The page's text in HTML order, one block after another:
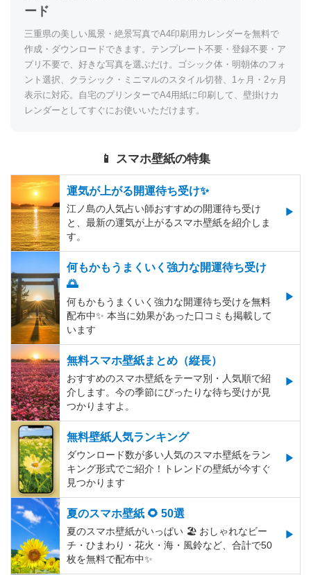
ード
三重県の美しい風景・絶景写真でA4印刷用カレンダーを無料で
作成・ダウンロードできます。テンプレート不要・登録不要・ア
プリ不要で、好きな写真を選ぶだけ。ゴシック体・明朝体のフォ
ント選択、クラシック・ミニマルのスタイル切替、1ヶ月・2ヶ月
表示に対応。自宅のプリンターでA4用紙に印刷して、壁掛けカ
レンダーとしてすぐにお使いいただけます。
📱 スマホ壁紙の特集
運気が上がる開運待ち受け✨
江ノ島の人気占い師おすすめの開運待ち受け
と、最新の運気が上がるスマホ壁紙を紹介しま
す。
何もかもうまくいく強力な開運待ち受け
🌅
何もかもうまくいく強力な開運待ち受けを無料
配布中✨️ 本当に効果があった口コミも掲載して
います
無料スマホ壁紙まとめ（縦長）
おすすめのスマホ壁紙をテーマ別・人気順で紹
介します。今の季節にぴったりな待ち受けが見
つかりますよ。
無料壁紙人気ランキング
ダウンロード数が多い人気のスマホ壁紙をラン
キング形式でご紹介！トレンドの壁紙が今すぐ
見つかります
夏のスマホ壁紙 🌻 50選
夏のスマホ壁紙がいっぱい 🏖 おしゃれなビー
チ・ひまわり・花火・海・風鈴など、合計で50
枚を無料で配布中✨